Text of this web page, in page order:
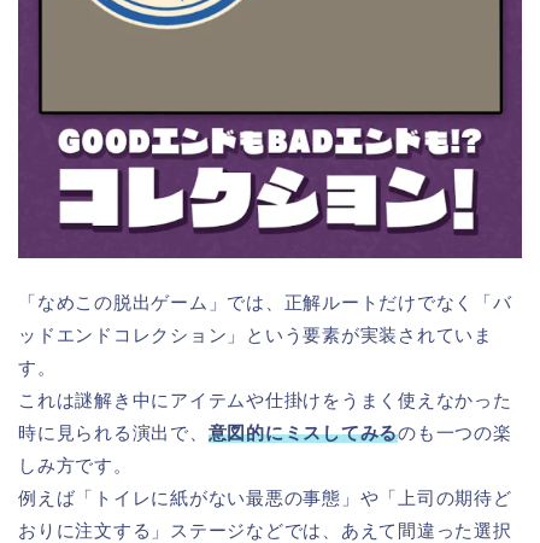
「なめこの脱出ゲーム」では、正解ルートだけでなく「バ
ッドエンドコレクション」という要素が実装されていま
す。
これは謎解き中にアイテムや仕掛けをうまく使えなかった
時に見られる演出で、 意図的にミスしてみるのも一つの楽
しみ方です。
例えば「トイレに紙がない最悪の事態」や「上司の期待ど
おりに注文する」ステージなどでは、あえて間違った選択